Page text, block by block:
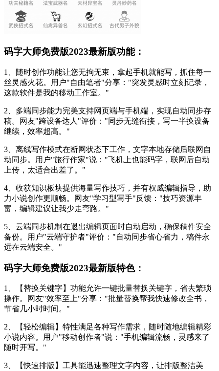
码字大师免费版2023最新版功能：
1、随时创作功能让您无拘无束，拿起手机就能写，抓住每一
丝灵感火花。用户"自由笔者"分享："突发灵感时立刻记录，
这款软件是我的移动工作室。"
2、多端同步能力完美支持网页端与手机端，实现自动同步存
稿。网友"跨设备达人"评价："同步无缝衔接，写一半换设备
继续，效率超高。"
3、离线写作模式在断网状态下工作，文字本地存储后联网自
动同步。用户"旅行作家"说："飞机上也能码字，联网后自动
上传，太适合出差了。"
4、收获知识板块提供海量写作技巧，并有权威编辑指导，助
力小说创作更顺畅。网友"学习型写手"反馈："技巧资源丰
富，编辑建议让我少走弯路。"
5、云端同步机制在退出编辑页面时自动启动，确保稿件安全
备份。用户"云端守护者"评价："自动同步省心省力，稿件永
远在云端安全。"
码字大师免费版2023最新版特色：
1、【替换关键字】功能允许一键批量替换关键字，省去繁琐
操作。网友"效率至上"分享："批量替换帮我快速修改全书，
节省几小时时间。"
2、【轻松编辑】特性满足各种写作需求，随时随地编辑精彩
小说内容。用户"移动创作者"说："手机编辑流畅，灵感来了
随时开写。"
3、【快速排版】工具能迅速整理文字内容，让排版整洁美